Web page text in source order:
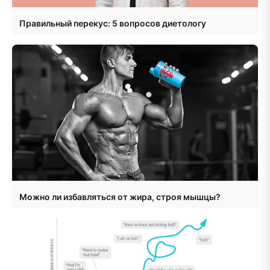
Правильный перекус: 5 вопросов диетологу
Можно ли избавляться от жира, строя мышцы?